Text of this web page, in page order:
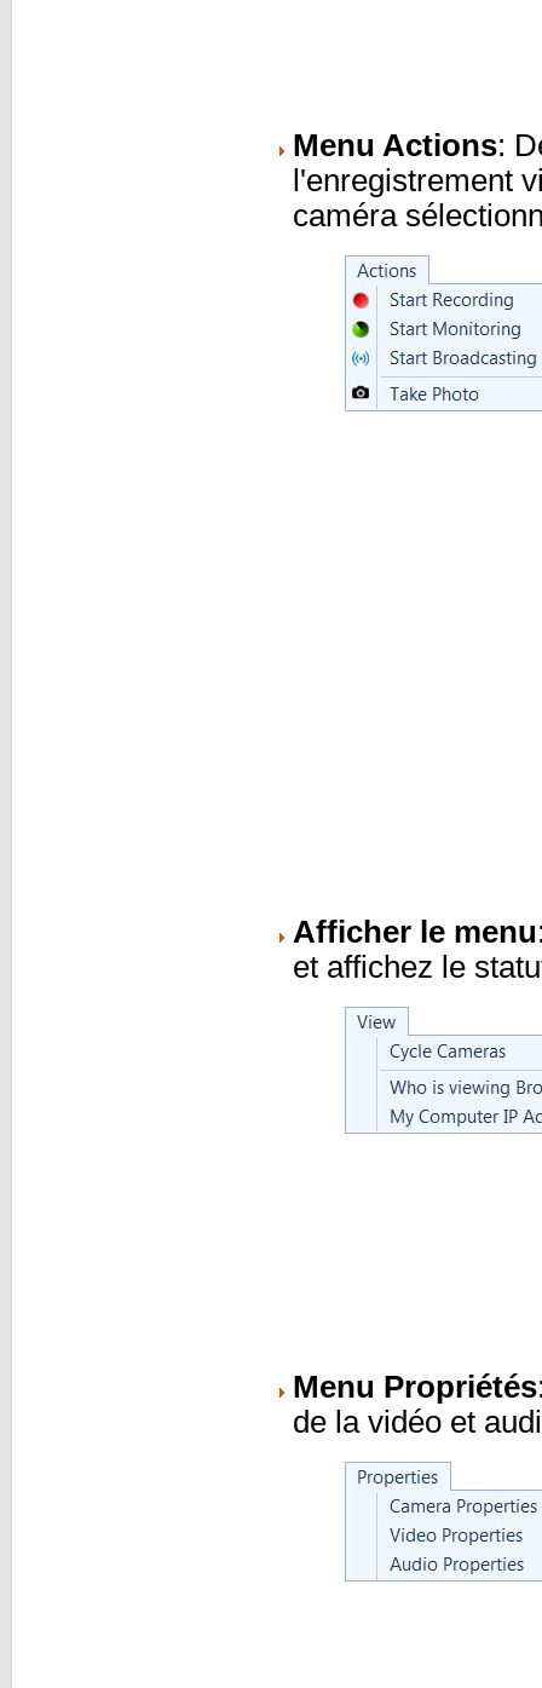
Menu Actions:
l'enregistrement
caméra
Afficher le menu
et affichez le
Menu Propriétés
de la vidéo et